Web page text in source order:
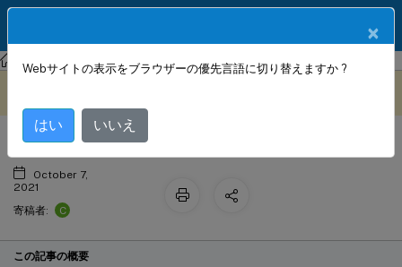
NetScaler NetScaler ADC 13.0 ネットワーク
シンプル ACL とシンプル ACL 6
October 7,
2021
寄稿者:
C
この記事の概要
×
Webサイトの表示をブラウザーの優先言語に切り替えますか ?
はい いいえ